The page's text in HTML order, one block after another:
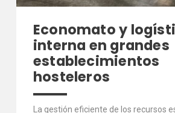
Economato y
interna en grandes
establecimientos
hosteleros
La gestión eficiente de los recursos